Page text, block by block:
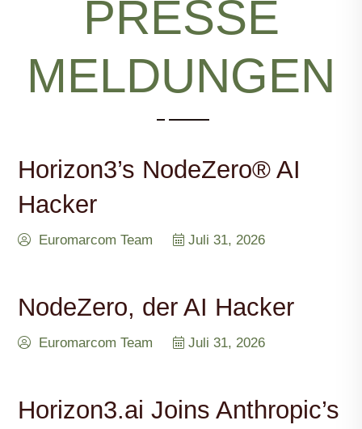
PRESSE
MELDUNGEN
Horizon3’s NodeZero® AI
Hacker
Euromarcom Team Juli 31, 2026
NodeZero, der AI Hacker
Euromarcom Team Juli 31, 2026
Horizon3.ai Joins Anthropic’s